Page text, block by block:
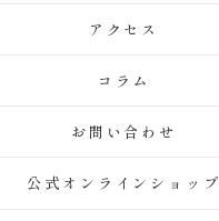
アクセス
コラム
お問い合わせ
公式オンラインショップ